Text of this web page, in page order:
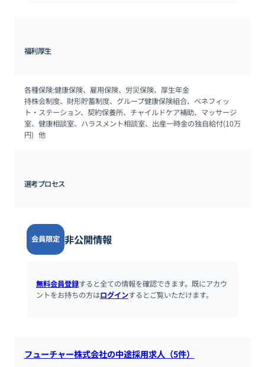
福利厚生
各種保険:健康保険、雇用保険、労災保険、厚生年金
持株会制度、財形貯蓄制度、グループ健康保険組合、ベネフィッ
ト・ステーション、契約保養所、チャイルドケア補助、マッサージ
室、健康相談室、ハラスメント相談室、出産一時金の独自給付(10万
円)	他
選考プロセス
会員限定 非公開情報
無料会員登録すると全ての情報を確認できます。既にアカウ
ントをお持ちの方はログインするとご覧いただけます。
フューチャー株式会社の中途採用求人（5件）